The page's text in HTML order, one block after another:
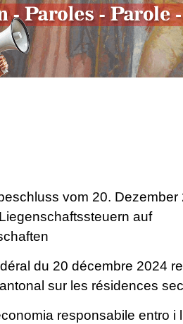
vom 20. Dezember
auf
du 20 décembre 2024
sur les résidences
responsabile entro i